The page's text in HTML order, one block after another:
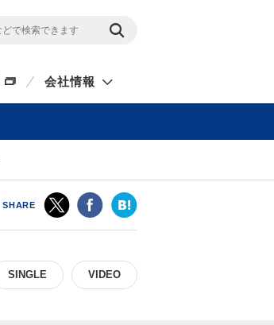
会社情報
SHARE
SINGLE VIDEO